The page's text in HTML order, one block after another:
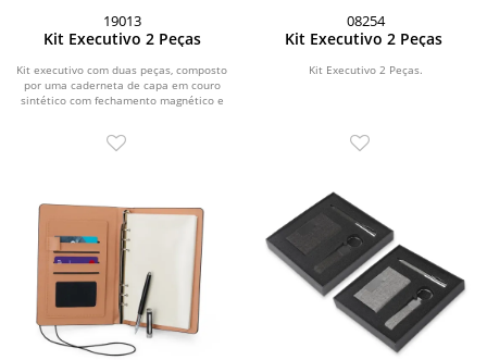
19013
Kit Executivo 2 Peças
Kit executivo com duas peças, composto
por uma caderneta de capa em couro
sintético com fechamento magnético e
08254
Kit Executivo 2 Peças
Kit Executivo 2 Peças.